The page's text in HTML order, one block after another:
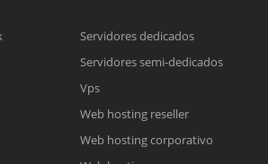
Reunión online
enviarán un correo electrónico con el enlace a
Meet para la reunión online.
Cotización
Chat Online
Servidores dedicados
Servidores semi-dedicados
Vps
Web hosting reseller
Web hosting corporativo